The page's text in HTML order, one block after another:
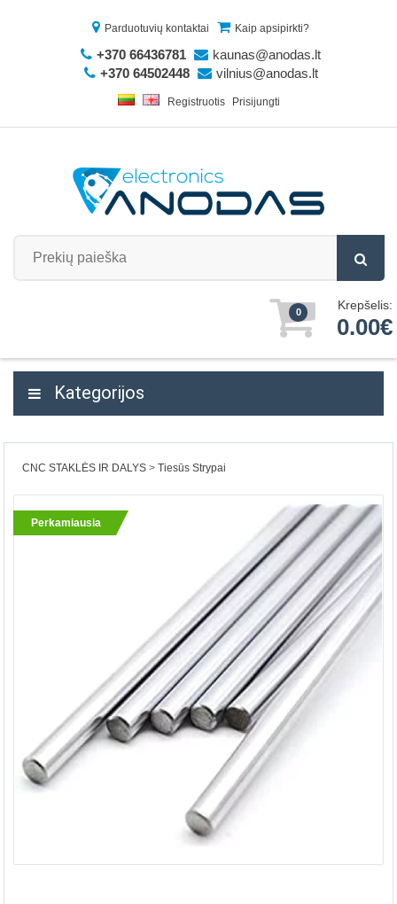
Parduotuvių kontaktai Kaip apsipirkti?
+370 66436781
kaunas@anodas.lt
+370 64502448
vilnius@anodas.lt
Registruotis Prisijungti
0 Krepšelis:
0.00€
Kategorijos
CNC STAKLĖS IR DALYS Tiesūs Strypai
Perkamiausia